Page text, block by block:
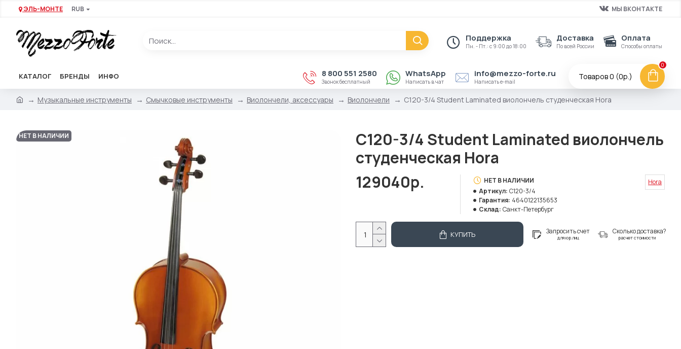
ЭЛЬ-МОНТЕ RUB МЫ ВКОНТАКТЕ
Поддержка
Пн. - Пт.: с 9:00 до 18:00
Доставка
По всей России
Оплата
Способы оплаты
КАТАЛОГ БРЕНДЫ ИНФО 8 800 551 2580
Звонок бесплатный
WhatsApp
Написать в чат
info@mezzo-forte.ru
Написать e-mail
Товаров 0 (0р.)
0
Музыкальные инструменты Смычковые инструменты Виолончели, аксессуары Виолончели C120-3/4 Student Laminated виолончель студенческая Hora
НЕТ В НАЛИЧИИ
C120-3/4 Student Laminated виолончель
студенческая Hora
129040р.
НЕТ В НАЛИЧИИ
Артикул: C120-3/4
Гарантия: 4640122135653
Склад: Санкт-Петербург
Hora
КУПИТЬ Запросить счет
для юр.лиц
Сколько доставка?
расчет стоимости